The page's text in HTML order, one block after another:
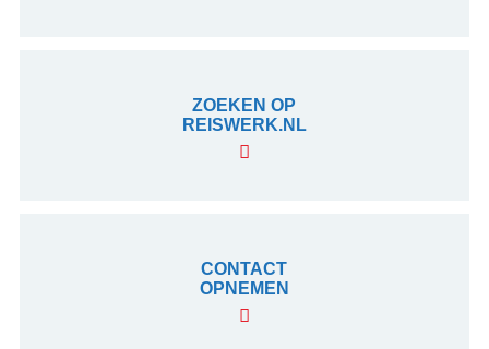
ZOEKEN OP
REISWERK.NL
CONTACT
OPNEMEN